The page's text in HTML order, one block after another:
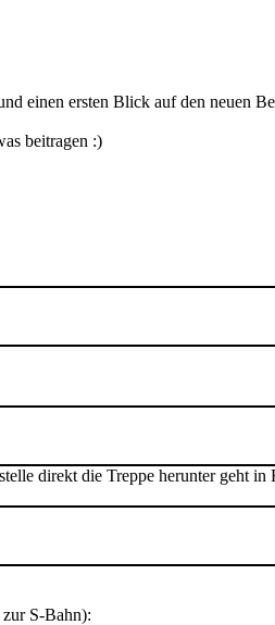
einen ersten Blick auf den neuen
beitragen :)
direkt die Treppe herunter geht
S-Bahn):